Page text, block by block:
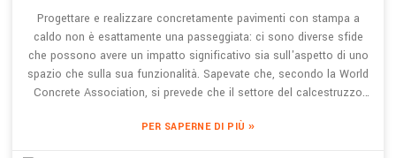
Colour Powder, che li aiuta a realizzare finiture per calcestruzzo
innovative e accattivanti che si distinguono nel settore.
Progettare e realizzare concretamente pavimenti con stampa a
caldo non è esattamente una passeggiata: ci sono diverse sfide
che possono avere un impatto significativo sia sull'aspetto di uno
spazio che sulla sua funzionalità. Sapevate che, secondo la World
Concrete Association, si prevede che il settore del calcestruzzo
quanto materiali come il calcestruzzo con stampa a caldo e
PER SAPERNE DI PIÙ »